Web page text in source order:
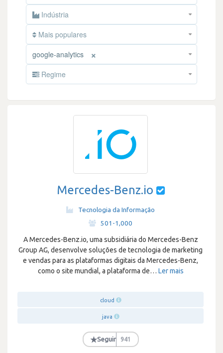
Indústria
Mais populares
×
google-analytics
Regime
Mercedes-Benz.io
Tecnologia da Informação
501-1,000
A Mercedes-Benz.io, uma subsidiária do Mercedes-Benz
Group AG, desenvolve soluções de tecnologia de marketing
e vendas para as plataformas digitais da Mercedes-Benz,
como o site mundial, a plataforma de… Ler mais
cloud
java
★Seguir 941